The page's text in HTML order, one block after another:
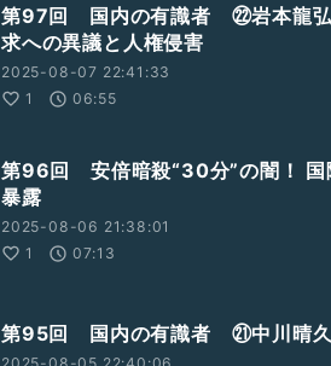
第97回 国内の有識者 ㉒岩本龍
求への異議と人権侵害
2025-08-07 22:41:33
1
06:55
第96回 安倍暗殺“30分”の闇！ 国
暴露
2025-08-06 21:38:01
1
07:13
第95回 国内の有識者 ㉑中川晴